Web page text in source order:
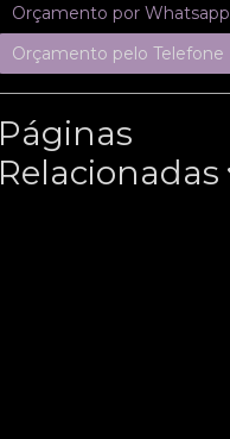
Orçamento por Whatsapp
Orçamento pelo Telefone
Páginas
Relacionadas